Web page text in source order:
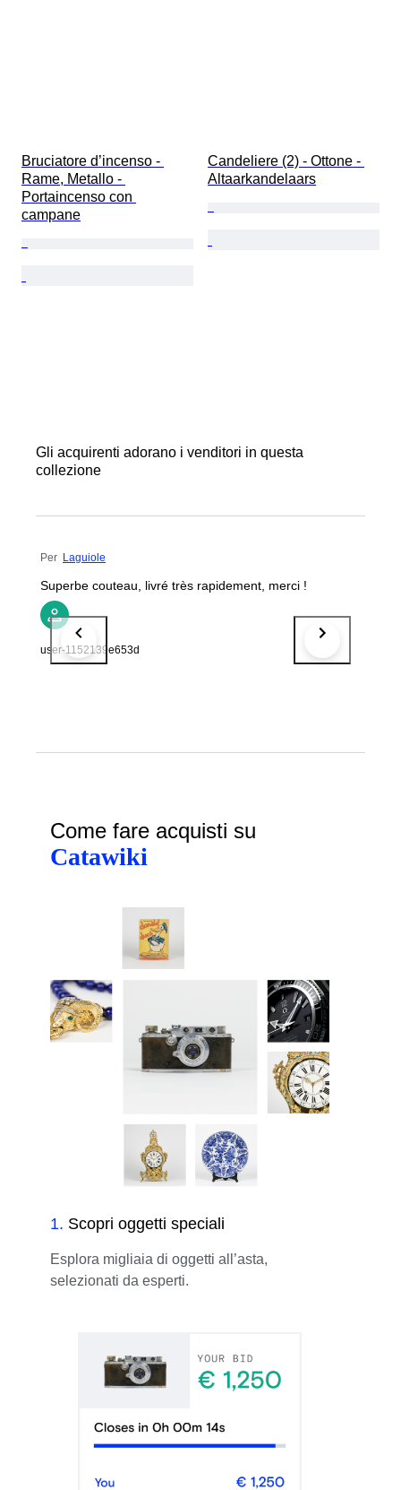
Bruciatore d’incenso -
Rame, Metallo -
Portaincenso con
campane
Candeliere (2) - Ottone -
Altaarkandelaars
Gli acquirenti adorano i venditori in questa
collezione
Per Laguiole
Superbe couteau, livré très rapidement, merci !
user-1152139e653d
Come fare acquisti su
Catawiki
1. Scopri oggetti speciali
Esplora migliaia di oggetti all’asta,
selezionati da esperti.